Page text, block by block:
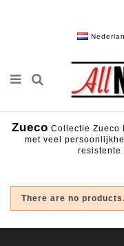
Zueco Collectie Zueco
met veel
resistente
There are no products.